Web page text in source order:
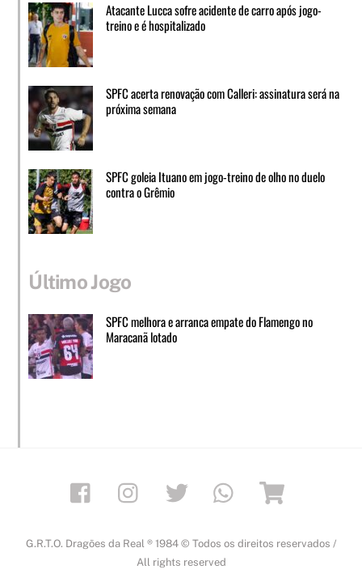
Atacante Lucca sofre acidente de carro após jogo-
treino e é hospitalizado
SPFC acerta renovação com Calleri: assinatura será na
próxima semana
SPFC goleia Ituano em jogo-treino de olho no duelo
contra o Grêmio
Último Jogo
SPFC melhora e arranca empate do Flamengo no
Maracanã lotado
Facebook Instagram Twitter Whatsapp
G.R.T.O. Dragões da Real ® 1984 © Todos os direitos reservados /
All rights reserved